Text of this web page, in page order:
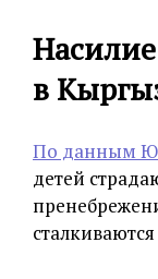
в
По данным
детей